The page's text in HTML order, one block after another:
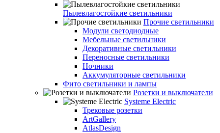
Пылевлагостойкие светильники
Прочие светильники
Модули светодиодные
Мебельные светильники
Декоративные светильники
Переносные светильники
Ночники
Аккумуляторные светильники
Фито светильники и лампы
Розетки и выключатели
Systeme Electric
Трековые розетки
ArtGallery
AtlasDesign